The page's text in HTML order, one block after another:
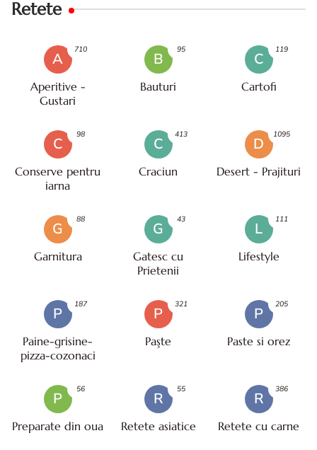
Retete
A
Aperitive -
Gustari
710
B
Bauturi
95
C
Cartofi
119
C
Conserve pentru
iarna
98
C
Craciun
413
D
Desert - Prajituri
1095
G
Garnitura
88
G
Gatesc cu
Prietenii
43
L
Lifestyle
111
P
Paine-grisine-
pizza-cozonaci
187
P
Paşte
321
P
Paste si orez
205
P
Preparate din oua
56
R
Retete asiatice
55
R
Retete cu carne
386